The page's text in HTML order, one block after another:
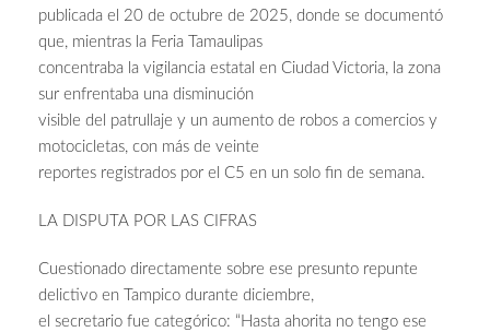
publicada el 20 de octubre de 2025, donde se documentó
que, mientras la Feria Tamaulipas
concentraba la vigilancia estatal en Ciudad Victoria, la zona
sur enfrentaba una disminución
visible del patrullaje y un aumento de robos a comercios y
motocicletas, con más de veinte
reportes registrados por el C5 en un solo fin de semana.
LA DISPUTA POR LAS CIFRAS
Cuestionado directamente sobre ese presunto repunte
delictivo en Tampico durante diciembre,
el secretario fue categórico: “Hasta ahorita no tengo ese